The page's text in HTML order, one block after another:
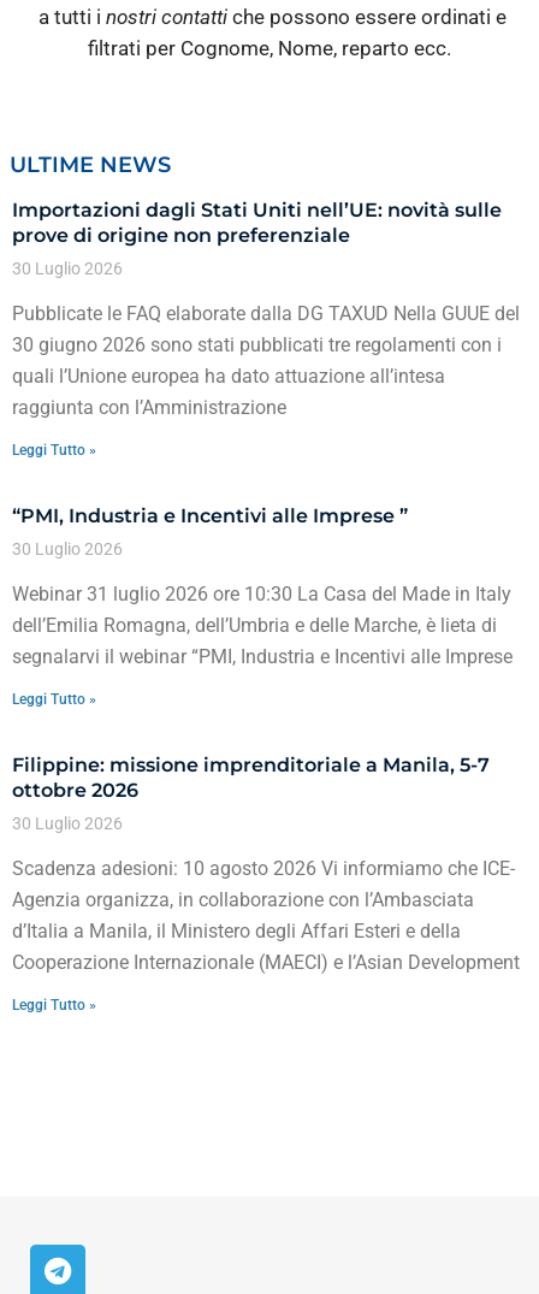
a tutti i nostri contatti che possono essere ordinati e
filtrati per Cognome, Nome, reparto ecc.
ULTIME NEWS
Importazioni dagli Stati Uniti nell’UE: novità sulle
prove di origine non preferenziale
30 Luglio 2026
Pubblicate le FAQ elaborate dalla DG TAXUD Nella GUUE del
30 giugno 2026 sono stati pubblicati tre regolamenti con i
quali l’Unione europea ha dato attuazione all’intesa
raggiunta con l’Amministrazione
Leggi Tutto »
“PMI, Industria e Incentivi alle Imprese ”
30 Luglio 2026
Webinar 31 luglio 2026 ore 10:30 La Casa del Made in Italy
dell’Emilia Romagna, dell’Umbria e delle Marche, è lieta di
segnalarvi il webinar “PMI, Industria e Incentivi alle Imprese
Leggi Tutto »
Filippine: missione imprenditoriale a Manila, 5-7
ottobre 2026
30 Luglio 2026
Scadenza adesioni: 10 agosto 2026 Vi informiamo che ICE-
Agenzia organizza, in collaborazione con l’Ambasciata
d’Italia a Manila, il Ministero degli Affari Esteri e della
Cooperazione Internazionale (MAECI) e l’Asian Development
Leggi Tutto »